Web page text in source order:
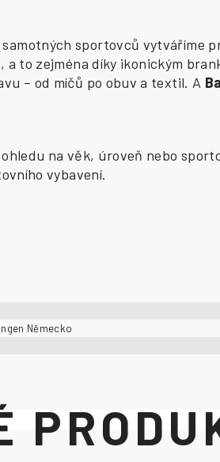
sportovců vytváříme
to zejména díky ikonickým
– od míčů po obuv a textil. A
na věk, úroveň nebo
vybavení.
Německo